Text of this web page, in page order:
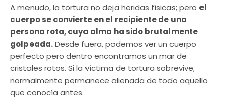
A menudo, la tortura no deja heridas físicas; pero el
cuerpo se convierte en el recipiente de una
persona rota, cuya alma ha sido brutalmente
golpeada.Desde fuera, podemos ver un cuerpo
perfecto pero dentro encontramos un mar de
cristales rotos. Si la víctima de tortura sobrevive,
normalmente permanece alienada de todo aquello
que conocía antes.